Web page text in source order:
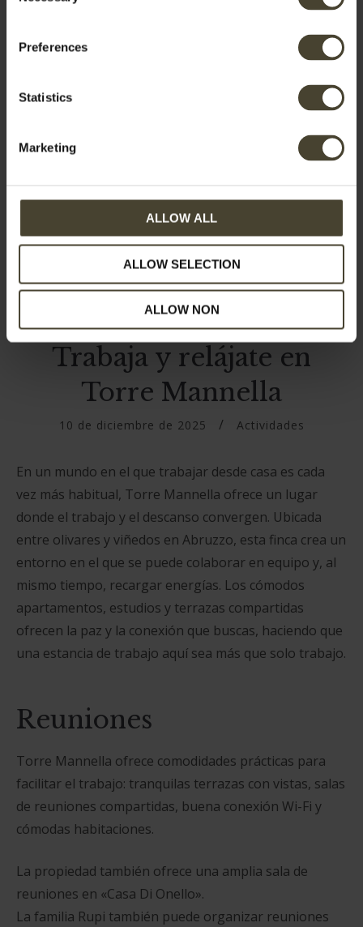
Preferences
Statistics
Marketing
ALLOW ALL
ALLOW SELECTION
ALLOW NON
Etiquetas: Aire libre
Trabaja y relájate en
Torre Mannella
10 de diciembre de 2025 Actividades
En un mundo en el que trabajar desde casa es cada
vez más habitual, Torre Mannella ofrece un lugar
donde el trabajo y el descanso convergen. Ubicada
entre olivares y viñedos en Abruzzo, esta finca crea un
entorno en el que se puede colaborar en equipo y, al
mismo tiempo, recargar energías. Los cómodos
apartamentos, estudios y terrazas compartidas
ofrecen la paz y la conexión que buscas, haciendo que
una estancia de trabajo aquí sea más que solo trabajo.
Reuniones
Torre Mannella ofrece comodidades prácticas para
facilitar el trabajo: tranquilas terrazas con vistas, salas
de reuniones compartidas, buena conexión Wi-Fi y
cómodas habitaciones.
La propiedad también ofrece una amplia sala de
reuniones en «Casa Di Onello».
La familia Rupi también puede organizar reuniones